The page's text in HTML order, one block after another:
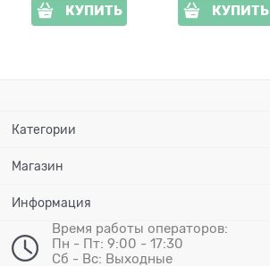
КУПИТЬ КУПИТЬ
Категории
Магазин
Информация
Время работы операторов:
Пн - Пт: 9:00 - 17:30
Сб - Вс: Выходные